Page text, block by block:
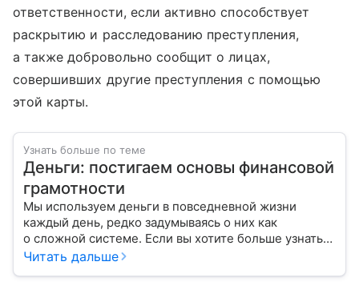
ответственности, если активно способствует
раскрытию и расследованию преступления,
а также добровольно сообщит о лицах,
совершивших другие преступления с помощью
этой карты.
Узнать больше по теме
Деньги: постигаем основы финансовой
грамотности
Мы используем деньги в повседневной жизни
каждый день, редко задумываясь о них как
о сложной системе. Если вы хотите больше узнать
об этом финансовом инструменте и его функциях,
Читать дальше